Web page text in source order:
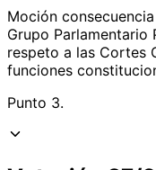
Moción
Grupo Parlamentario
respeto a las Cortes
funciones
Punto 3.